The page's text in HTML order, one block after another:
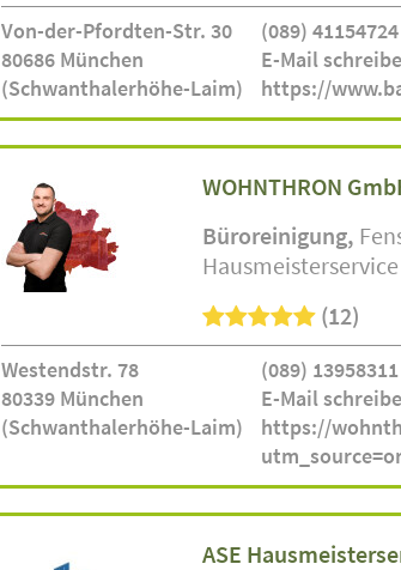
Von-der-Pfordten-Str. 30
80686 München
(Schwanthalerhöhe-Laim)
(089) 41154724
E-Mail
https://
WOHNTHRON
Büroreinigung
Hausmeisterservice
(12)
Westendstr. 78
80339 München
(Schwanthalerhöhe-Laim)
(089) 13958311
E-Mail
https://
ASE